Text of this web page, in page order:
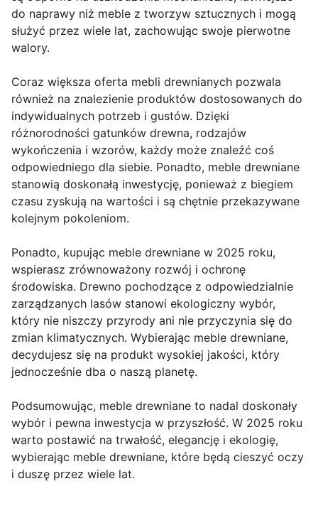
do naprawy niż meble z tworzyw sztucznych i mogą
służyć przez wiele lat, zachowując swoje pierwotne
walory.
Coraz większa oferta mebli drewnianych pozwala
również na znalezienie produktów dostosowanych do
indywidualnych potrzeb i gustów. Dzięki
różnorodności gatunków drewna, rodzajów
wykończenia i wzorów, każdy może znaleźć coś
odpowiedniego dla siebie. Ponadto, meble drewniane
stanowią doskonałą inwestycję, ponieważ z biegiem
czasu zyskują na wartości i są chętnie przekazywane
kolejnym pokoleniom.
Ponadto, kupując meble drewniane w 2025 roku,
wspierasz zrównoważony rozwój i ochronę
środowiska. Drewno pochodzące z odpowiedzialnie
zarządzanych lasów stanowi ekologiczny wybór,
który nie niszczy przyrody ani nie przyczynia się do
zmian klimatycznych. Wybierając meble drewniane,
decydujesz się na produkt wysokiej jakości, który
jednocześnie dba o naszą planetę.
Podsumowując, meble drewniane to nadal doskonały
wybór i pewna inwestycja w przyszłość. W 2025 roku
warto postawić na trwałość, elegancję i ekologię,
wybierając meble drewniane, które będą cieszyć oczy
i duszę przez wiele lat.